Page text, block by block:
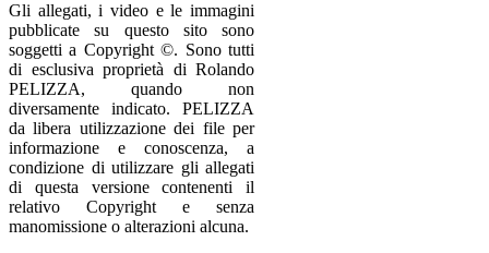
Gli allegati, i video e le immagini
pubblicate su questo sito sono
soggetti a Copyright ©. Sono tutti
di esclusiva proprietà di Rolando
PELIZZA, quando non
diversamente indicato. PELIZZA
da libera utilizzazione dei file per
informazione e conoscenza, a
condizione di utilizzare gli allegati
di questa versione contenenti il
relativo Copyright e senza
manomissione o alterazioni alcuna.